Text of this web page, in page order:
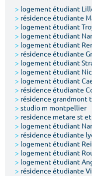
Type de location
Votre date d'entrée
> logement étudiant
> résidence étudiante
> logement étudiant
> logement étudiant
> logement étudiant
> résidence étudiante
> logement étudiant
> logement étudiant
> logement étudiant
> résidence étudiante
> résidence grandmont
> studio m montpellier
> residence metare st
> logement étudiant
> résidence étudiante
> logement étudiant
> logement étudiant
> logement étudiant
> résidence étudiante